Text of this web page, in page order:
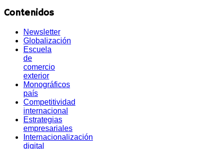
Contenidos
Newsletter
Globalización
Escuela
de
comercio
exterior
Monográficos
país
Competitividad
internacional
Estrategias
empresariales
Internacionalización
digital